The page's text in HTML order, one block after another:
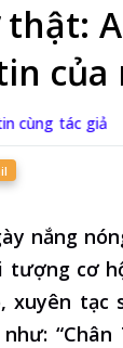
thật:
của
cùng tác giả
nắng
cơ
xuyên